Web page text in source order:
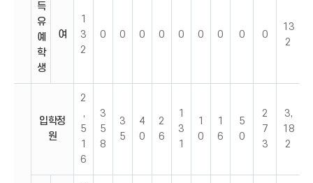
득
유
예
학
생
여
1
3
2
0 0 0 0 0 0 0 0 0
13
2
입학정
원
2
,
5
1
6
3
5
8
3
5
4
0
2
6
1
3
1
1
0
1
6
5
0
2
7
3
3,
18
2